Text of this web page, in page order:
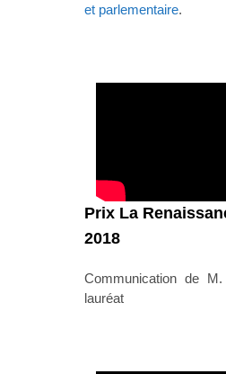
et parlementaire.
Prix La
2018
Communication de
lauréat